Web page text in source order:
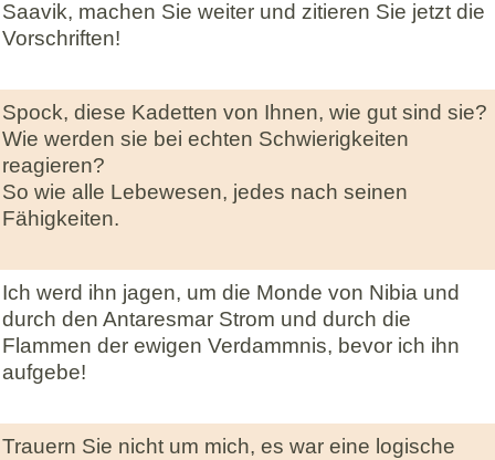
Saavik, machen Sie weiter und zitieren Sie jetzt die
Vorschriften!
Spock, diese Kadetten von Ihnen, wie gut sind sie?
Wie werden sie bei echten Schwierigkeiten
reagieren?
So wie alle Lebewesen, jedes nach seinen
Fähigkeiten.
Ich werd ihn jagen, um die Monde von Nibia und
durch den Antaresmar Strom und durch die
Flammen der ewigen Verdammnis, bevor ich ihn
aufgebe!
Trauern Sie nicht um mich, es war eine logische